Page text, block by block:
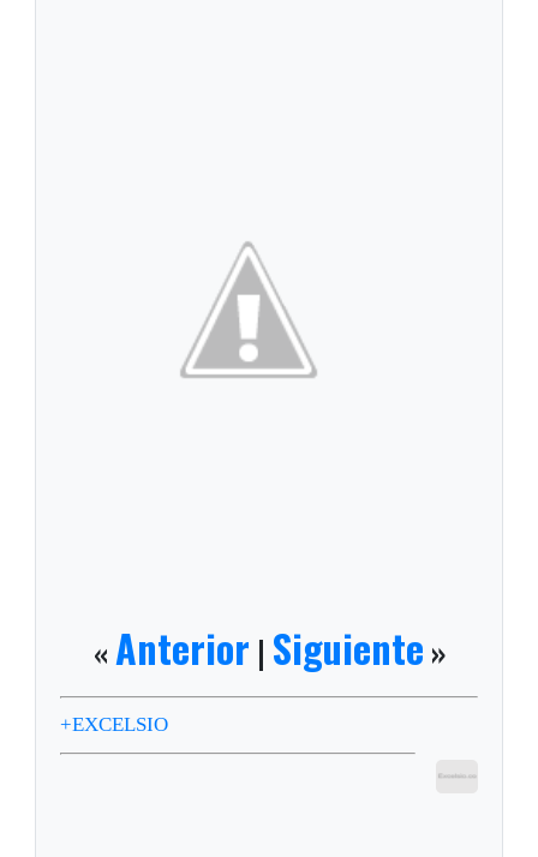
« Anterior | Siguiente »
+EXCELSIO